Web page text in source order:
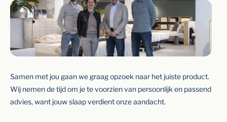
Samen met jou gaan we graag opzoek naar het juiste product.
Wij nemen de tijd om je te voorzien van persoonlijk en passend
advies, want jouw slaap verdient onze aandacht.